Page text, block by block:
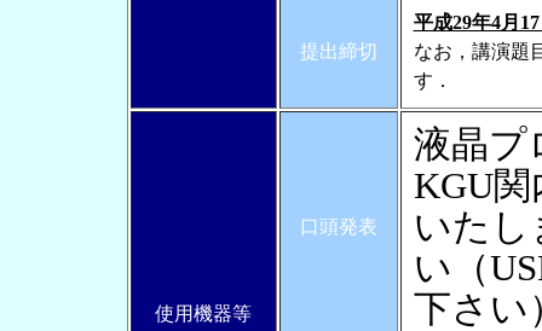
提出締切
平成29年4月
なお，講演題
す．
使用機器等
口頭発表
液晶プ
KGU
いたし
い（
下さい